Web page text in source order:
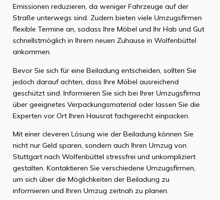
Emissionen reduzieren, da weniger Fahrzeuge auf der
Straße unterwegs sind. Zudem bieten viele Umzugsfirmen
flexible Termine an, sodass Ihre Möbel und Ihr Hab und Gut
schnellstmöglich in Ihrem neuen Zuhause in Wolfenbüttel
ankommen.
Bevor Sie sich für eine Beiladung entscheiden, sollten Sie
jedoch darauf achten, dass Ihre Möbel ausreichend
geschützt sind. Informieren Sie sich bei Ihrer Umzugsfirma
über geeignetes Verpackungsmaterial oder lassen Sie die
Experten vor Ort Ihren Hausrat fachgerecht einpacken.
Mit einer cleveren Lösung wie der Beiladung können Sie
nicht nur Geld sparen, sondern auch Ihren Umzug von
Stuttgart nach Wolfenbüttel stressfrei und unkompliziert
gestalten. Kontaktieren Sie verschiedene Umzugsfirmen,
um sich über die Möglichkeiten der Beiladung zu
informieren und Ihren Umzug zeitnah zu planen.